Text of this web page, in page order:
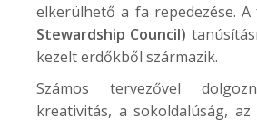
elkerülhető a fa repedezése. A
Stewardship Council)
kezelt erdőkből származik.
Számos tervezővel
kreativitás, a sokoldalúság,